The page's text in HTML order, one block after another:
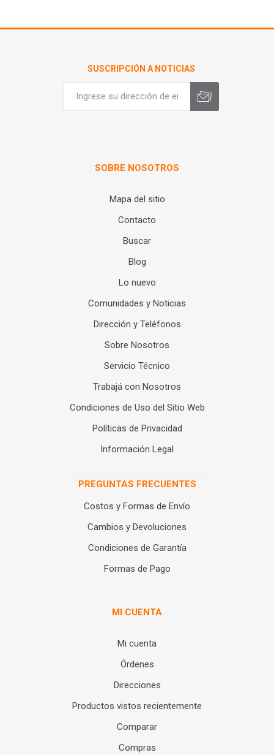
SUSCRIPCIÓN A NOTICIAS
SOBRE NOSOTROS
Mapa del sitio
Contacto
Buscar
Blog
Lo nuevo
Comunidades y Noticias
Dirección y Teléfonos
Sobre Nosotros
Servicio Técnico
Trabajá con Nosotros
Condiciones de Uso del Sitio Web
Políticas de Privacidad
Información Legal
PREGUNTAS FRECUENTES
Costos y Formas de Envío
Cambios y Devoluciones
Condiciones de Garantía
Formas de Pago
MI CUENTA
Mi cuenta
Órdenes
Direcciones
Productos vistos recientemente
Comparar
Compras